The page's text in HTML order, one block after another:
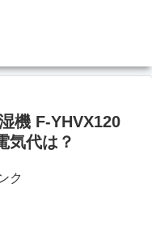
機 F-YHVX120
気代は？
ク